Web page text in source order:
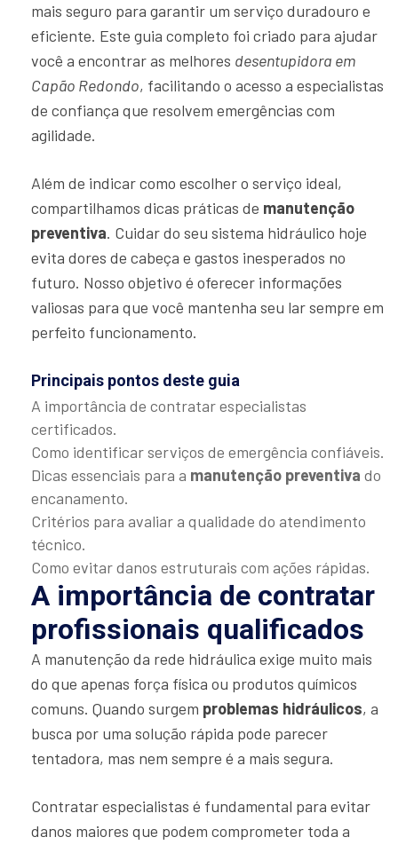
mais seguro para garantir um serviço duradouro e
eficiente. Este guia completo foi criado para ajudar
você a encontrar as melhores desentupidora em
Capão Redondo, facilitando o acesso a especialistas
de confiança que resolvem emergências com
agilidade.
Além de indicar como escolher o serviço ideal,
compartilhamos dicas práticas de manutenção
preventiva. Cuidar do seu sistema hidráulico hoje
evita dores de cabeça e gastos inesperados no
futuro. Nosso objetivo é oferecer informações
valiosas para que você mantenha seu lar sempre em
perfeito funcionamento.
Principais pontos deste guia
A importância de contratar especialistas
certificados.
Como identificar serviços de emergência confiáveis.
Dicas essenciais para a manutenção preventiva do
encanamento.
Critérios para avaliar a qualidade do atendimento
técnico.
Como evitar danos estruturais com ações rápidas.
A importância de contratar
profissionais qualificados
A manutenção da rede hidráulica exige muito mais
do que apenas força física ou produtos químicos
comuns. Quando surgem problemas hidráulicos, a
busca por uma solução rápida pode parecer
tentadora, mas nem sempre é a mais segura.
Contratar especialistas é fundamental para evitar
danos maiores que podem comprometer toda a